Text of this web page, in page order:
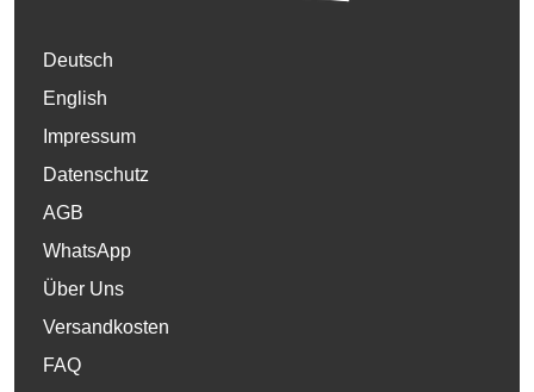
Deutsch
English
Impressum
Datenschutz
AGB
WhatsApp
Über Uns
Versandkosten
FAQ